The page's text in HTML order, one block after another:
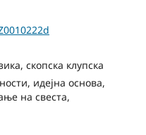
скопска клупска
идејна основа,
на свеста,